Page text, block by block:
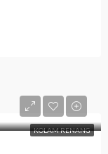
KOLAM RENANG